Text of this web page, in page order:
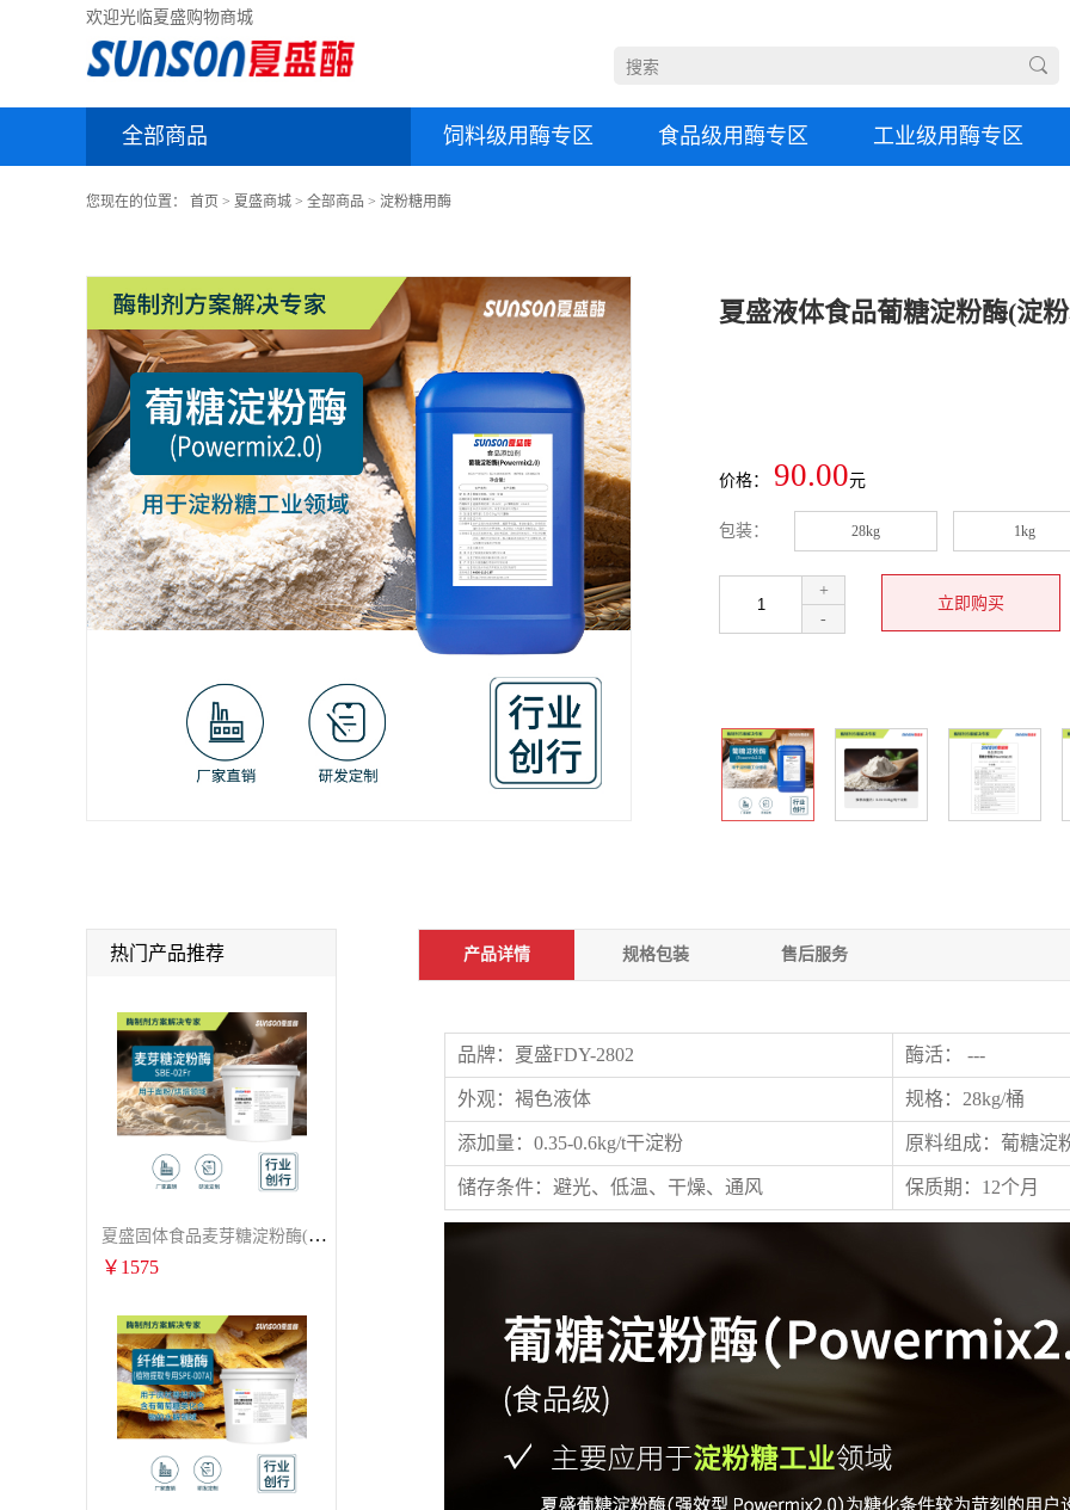
欢迎光临夏盛购物商城
全部商品 饲料级用酶专区 食品级用酶专区 工业级用酶专区
您现在的位置： 首页 > 夏盛商城 > 全部商品 > 淀粉糖用酶
夏盛液体食品葡糖淀粉酶(淀
价格： 90.00元
包装： 28kg 1kg
+
-
热门产品推荐
夏盛固体食品麦芽糖淀粉酶(烘焙及面粉改良用酶/发酵类食品可用)FDG-0012
￥ 1575
产品详情 规格包装 售后服务
品牌：夏盛FDY-2802 酶活： ---
外观：褐色液体 规格：28kg/桶
添加量：0.35-0.6kg/t干淀粉 原料组成：葡糖淀
储存条件：避光、低温、干燥、通风 保质期：12个月